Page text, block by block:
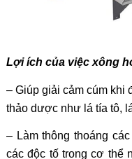
Lợi ích của việc xông
–Giúp giải cảm cúm khi
thảo dược như lá tía tô,
– Làm thông thoáng
các độc tố trong cơ thể